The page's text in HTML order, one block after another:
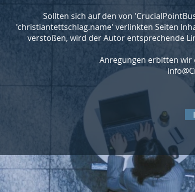
Sollten sich auf den von
'christiantettschlag.name' verlinkten Seiten
verstoßen, wird der Autor entsprechende
Anregungen erbitten wir